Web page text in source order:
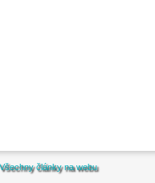
Všechny články na webu